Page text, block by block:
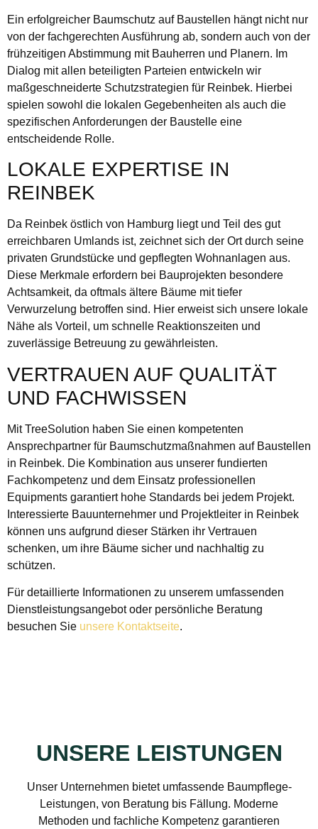
Ein erfolgreicher Baumschutz auf Baustellen hängt nicht nur
von der fachgerechten Ausführung ab, sondern auch von der
frühzeitigen Abstimmung mit Bauherren und Planern. Im
Dialog mit allen beteiligten Parteien entwickeln wir
maßgeschneiderte Schutzstrategien für Reinbek. Hierbei
spielen sowohl die lokalen Gegebenheiten als auch die
spezifischen Anforderungen der Baustelle eine
entscheidende Rolle.
LOKALE EXPERTISE IN
REINBEK
Da Reinbek östlich von Hamburg liegt und Teil des gut
erreichbaren Umlands ist, zeichnet sich der Ort durch seine
privaten Grundstücke und gepflegten Wohnanlagen aus.
Diese Merkmale erfordern bei Bauprojekten besondere
Achtsamkeit, da oftmals ältere Bäume mit tiefer
Verwurzelung betroffen sind. Hier erweist sich unsere lokale
Nähe als Vorteil, um schnelle Reaktionszeiten und
zuverlässige Betreuung zu gewährleisten.
VERTRAUEN AUF QUALITÄT
UND FACHWISSEN
Mit TreeSolution haben Sie einen kompetenten
Ansprechpartner für Baumschutzmaßnahmen auf Baustellen
in Reinbek. Die Kombination aus unserer fundierten
Fachkompetenz und dem Einsatz professionellen
Equipments garantiert hohe Standards bei jedem Projekt.
Interessierte Bauunternehmer und Projektleiter in Reinbek
können uns aufgrund dieser Stärken ihr Vertrauen
schenken, um ihre Bäume sicher und nachhaltig zu
schützen.
Für detaillierte Informationen zu unserem umfassenden
Dienstleistungsangebot oder persönliche Beratung
besuchen Sie unsere Kontaktseite.
UNSERE LEISTUNGEN
Unser Unternehmen bietet umfassende Baumpflege-
Leistungen, von Beratung bis Fällung. Moderne
Methoden und fachliche Kompetenz garantieren